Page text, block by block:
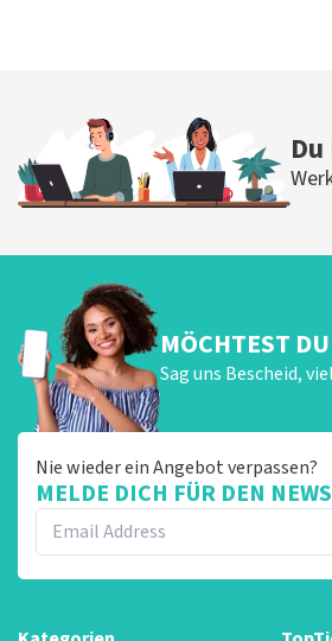
MÖCHTEST
Sag uns Bescheid,
Nie wieder ein Angebot verpassen?
MELDE DICH FÜR DEN